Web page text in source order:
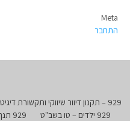
Meta
התחבר
929 – תקנון דיוור שיווקי ותקשורת דיגיטלית
929 ילדים – טו בשב"ט
929 תנך – דף הבית